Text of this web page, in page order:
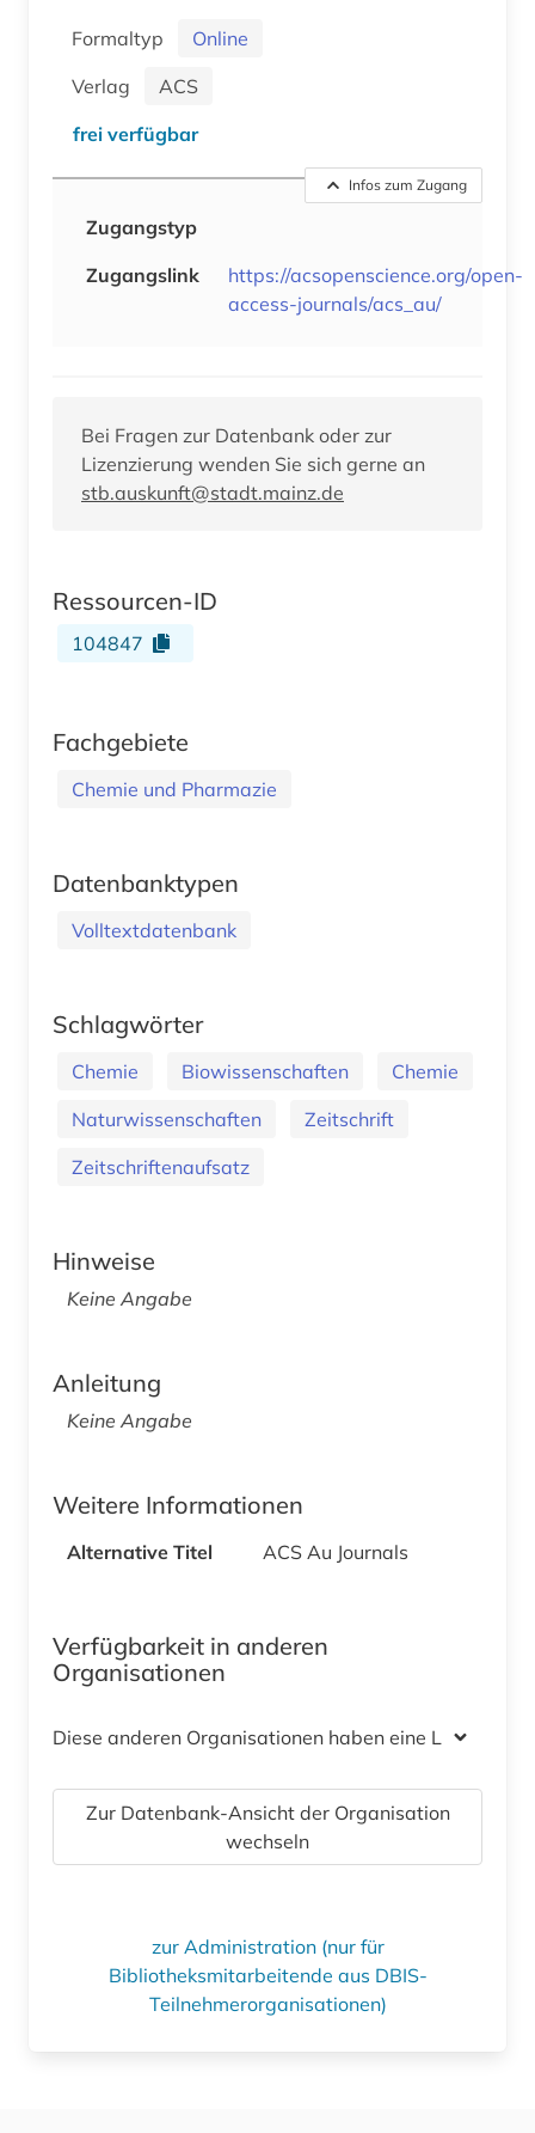
Formaltyp
Online
Verlag
ACS
frei verfügbar
Infos zum Zugang
Zugangstyp
Zugangslink
https://acsopenscience.org/open-
access-journals/acs_au/
Bei Fragen zur Datenbank oder zur
Lizenzierung wenden Sie sich gerne an
stb.auskunft@stadt.mainz.de
Ressourcen-ID
104847
Fachgebiete
Chemie und Pharmazie
Datenbanktypen
Volltextdatenbank
Schlagwörter
Chemie Biowissenschaften
Chemie
Naturwissenschaften
Zeitschrift
Zeitschriftenaufsatz
Hinweise
Keine Angabe
Anleitung
Keine Angabe
Weitere Informationen
Alternative Titel ACS Au Journals
Verfügbarkeit in anderen
Organisationen
Diese anderen Organisationen haben eine Lizenz
Zur Datenbank-Ansicht der Organisation
wechseln
zur Administration (nur für
Bibliotheksmitarbeitende aus DBIS-
Teilnehmerorganisationen)